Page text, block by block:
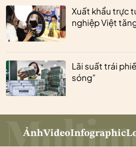
Xuất khẩu trực
nghiệp Việt
Lãi suất trái
sóng”
ẢnhVideoInfographic